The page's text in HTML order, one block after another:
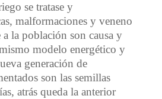
se tratase y
malformaciones y veneno
a la población son causa y
modelo energético y
generación de
son las semillas
atrás queda la anterior